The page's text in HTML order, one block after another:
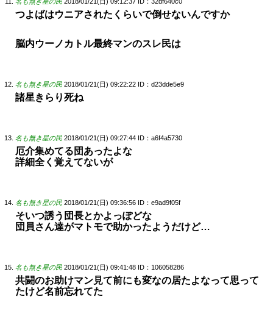
つよばはウニアされたくらいで倒せないんですか
脳内ウーノカトル最終マンのスレ民は
名も無き星の民 2018/01/21(日) 09:22:22 ID：d23dde5e9
諸星きらり死ね
名も無き星の民 2018/01/21(日) 09:27:44 ID：a6f4a5730
厄介集めてる団あったよな
詳細全く覚えてないが
名も無き星の民 2018/01/21(日) 09:36:56 ID：e9ad9f05f
そいつ誘う団長とかよっぽどな
団員さん達がマトモで助かったようだけど…
名も無き星の民 2018/01/21(日) 09:41:48 ID：106058286
共闘のお助けマン見て前にも変なの居たよなって思って
たけど名前忘れてた